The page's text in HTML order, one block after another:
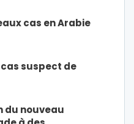
cas en Arabie
suspect de
du nouveau